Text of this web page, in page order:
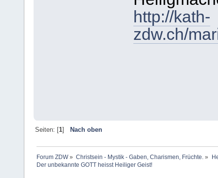
http://kath-
zdw.ch/
Seiten: [1] Nach oben
Forum ZDW» Christsein - Mystik - Gaben, Charismen, Früchte. »
Der unbekannte GOTT heisst Heiliger Geist!